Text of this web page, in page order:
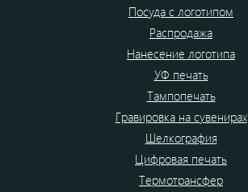
Посуда с логотипом
Распродажа
Нанесение логотипа
УФ печать
Тампопечать
Гравировка на сувенирах
Шелкография
Цифровая печать
Термотрансфер